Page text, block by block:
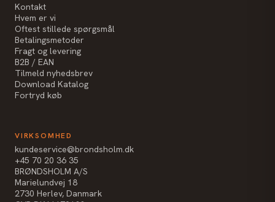
Kontakt
Hvem er vi
Oftest stillede spørgsmål
Betalingsmetoder
Fragt og levering
B2B / EAN
Tilmeld nyhedsbrev
Download Katalog
Fortryd køb
VIRKSOMHED
kundeservice@brondsholm.dk
+45 70 20 36 35
BRØNDSHOLM A/S
Marielundvej 18
2730 Herlev, Danmark